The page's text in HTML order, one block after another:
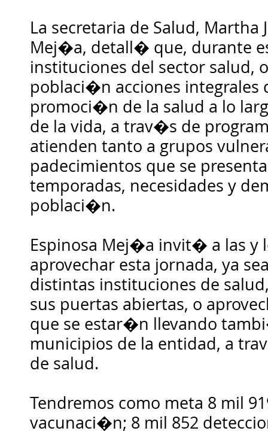
La secretaria de Salud, Martha
Mej�a, detall� que, durante
instituciones del sector salud,
poblaci�n acciones integrales
promoci�n de la salud a lo
de la vida, a trav�s de
atienden tanto a grupos
padecimientos que se
temporadas, necesidades y
poblaci�n.
Espinosa Mej�a invit� a las y
aprovechar esta jornada, ya
distintas instituciones de
sus puertas abiertas, o
que se estar�n llevando
municipios de la entidad, a
de salud.
Tendremos como meta 8 mil
vacunaci�n; 8 mil 852